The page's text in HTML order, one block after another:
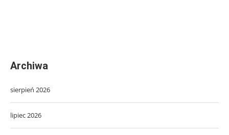
Archiwa
sierpień 2026
lipiec 2026